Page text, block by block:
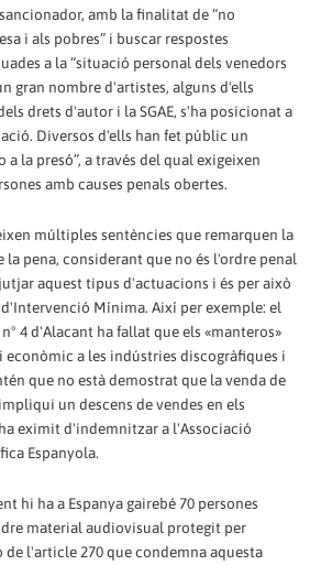
amb la finalitat de “no
i als pobres” i buscar respostes
a la “situació personal dels venedors
gran nombre d'artistes, alguns d'ells
drets d'autor i la SGAE, s'ha posicionat a
Diversos d'ells han fet públic un
a la presó”, a través del qual exigeixen
amb causes penals obertes.
múltiples sentències que remarquen la
pena, considerant que no és l'ordre penal
aquest tipus d'actuacions i és per això
Mínima. Així per exemple: el
4 d'Alacant ha fallat que els «manteros»
econòmic a les indústries discogràfiques i
que no està demostrat que la venda de
un descens de vendes en els
eximit d'indemnitzar a l'Associació
Espanyola.
hi ha a Espanya gairebé 70 persones
material audiovisual protegit per
l'article 270 que condemna aquesta